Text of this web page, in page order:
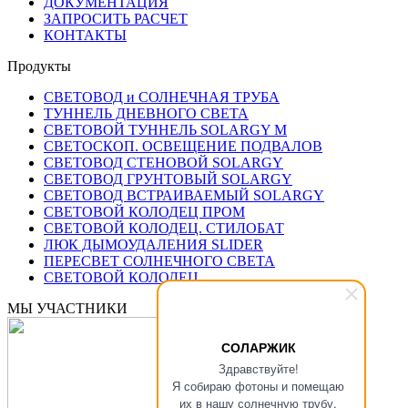
СОЛАРЖИК
Здравствуйте!
Я собираю фотоны и помещаю
их в нашу солнечную трубу.
ЗАПРОСИТЬ РАСЧЕТ
КОНТАКТЫ
Продукты
СВЕТОВОД и СОЛНЕЧНАЯ ТРУБА
ТУННЕЛЬ ДНЕВНОГО СВЕТА
СВЕТОВОЙ ТУННЕЛЬ SOLARGY М
СВЕТОСКОП. ОСВЕЩЕНИЕ ПОДВАЛОВ
СВЕТОВОД СТЕНОВОЙ SOLARGY
СВЕТОВОД ГРУНТОВЫЙ SOLARGY
СВЕТОВОД ВСТРАИВАЕМЫЙ SOLARGY
СВЕТОВОЙ КОЛОДЕЦ ПРОМ
СВЕТОВОЙ КОЛОДЕЦ. СТИЛОБАТ
ЛЮК ДЫМОУДАЛЕНИЯ SLIDER
ПЕРЕСВЕТ СОЛНЕЧНОГО СВЕТА
СВЕТОВОЙ КОЛОДЕЦ
МЫ УЧАСТНИКИ